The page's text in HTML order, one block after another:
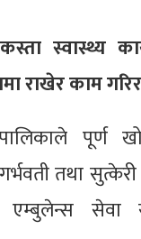
स्वास्थ्य
राखेर काम
पूर्ण
तथा
एम्बुलेन्स सेवा